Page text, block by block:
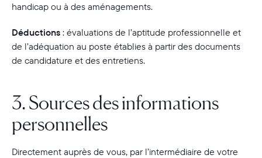
handicap ou à des aménagements.
Déductions : évaluations de l’aptitude professionnelle et
de l’adéquation au poste établies à partir des documents
de candidature et des entretiens.
3. Sources des informations
personnelles
Directement auprès de vous, par l’intermédiaire de votre